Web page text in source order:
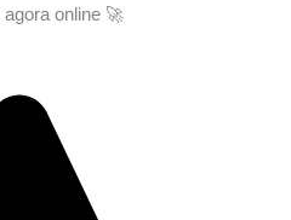
agora online 🚀